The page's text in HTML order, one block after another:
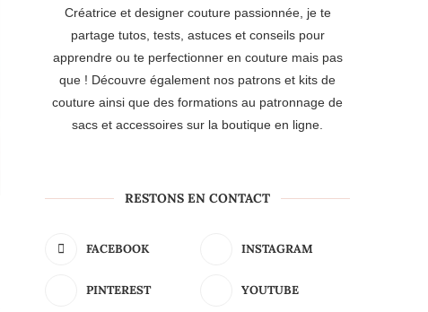
Créatrice et designer couture passionnée, je te
partage tutos, tests, astuces et conseils pour
apprendre ou te perfectionner en couture mais pas
que ! Découvre également nos patrons et kits de
couture ainsi que des formations au patronnage de
sacs et accessoires sur la boutique en ligne.
RESTONS EN CONTACT
FACEBOOK INSTAGRAM
PINTEREST YOUTUBE